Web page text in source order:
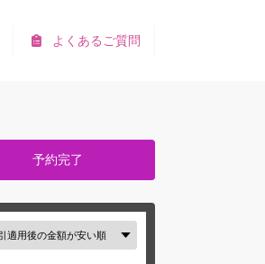
よくあるご質問
予約完了